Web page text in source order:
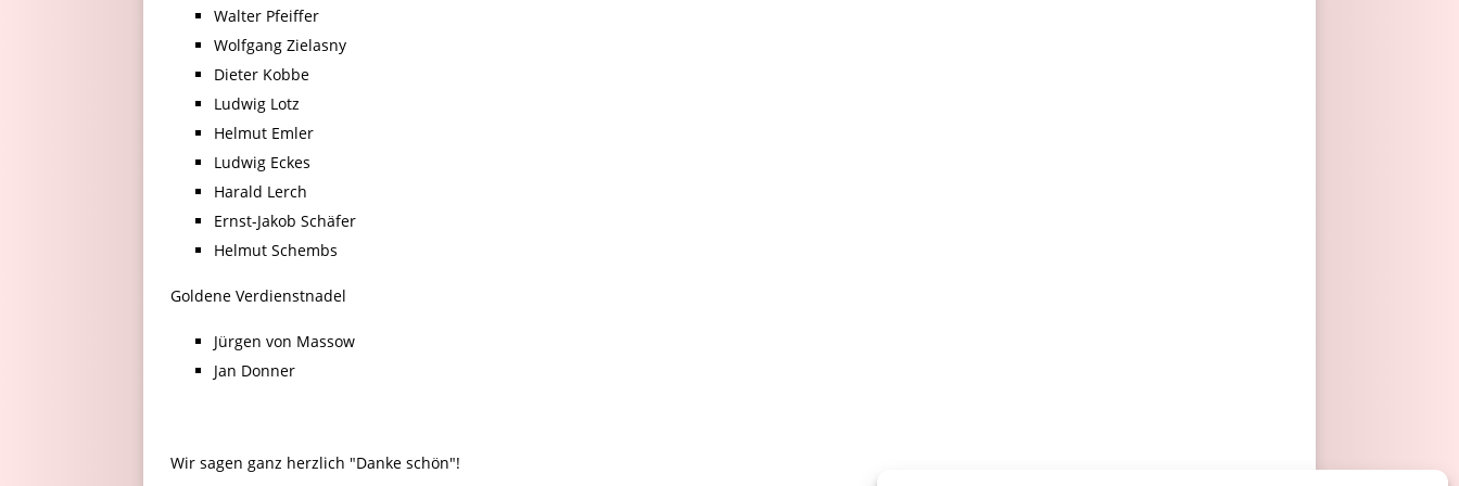
Walter Pfeiffer
Wolfgang Zielasny
Dieter Kobbe
Ludwig Lotz
Helmut Emler
Ludwig Eckes
Harald Lerch
Ernst-Jakob Schäfer
Helmut Schembs
Goldene Verdienstnadel
Jürgen von Massow
Jan Donner
Wir sagen ganz herzlich "Danke schön"!